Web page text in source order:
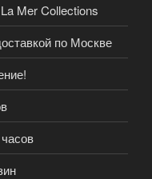
Mer Collections
по Москве